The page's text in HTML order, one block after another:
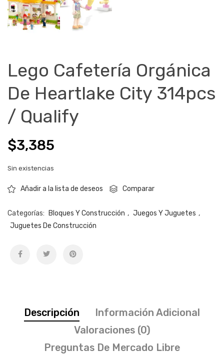
Lego Cafetería Orgánica
De Heartlake City 314pcs
/ Qualify
$3,385
Sin existencias
Añadir a la lista de deseos Comparar
Categorías: Bloques Y Construcción , Juegos Y Juguetes ,
Juguetes De Construcción
Descripción
Información Adicional
Valoraciones (0)
Preguntas De Mercado Libre